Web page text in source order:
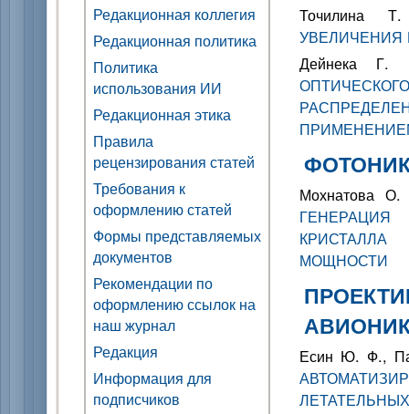
Редакционная коллегия
Редакционная политика
Политика
использования ИИ
Редакционная этика
Правила
рецензирования статей
Требования к
оформлению статей
Формы представляемых
документов
Рекомендации по
оформлению ссылок на
наш журнал
Редакция
Информация для
подписчиков
УВЕЛИЧЕНИЯ
Дейнека
Мохнатова
МОЩНОСТИ
Есин Ю. Ф.,